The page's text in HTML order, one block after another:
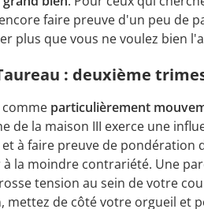
faire preuve d'un peu de
plus que vous ne voulez bien
: deuxième
particulièrement
de la maison III exerce une
à faire preuve de pondération
la moindre contrariété. Une
tension au sein de votre
mettez de côté votre orgueil et